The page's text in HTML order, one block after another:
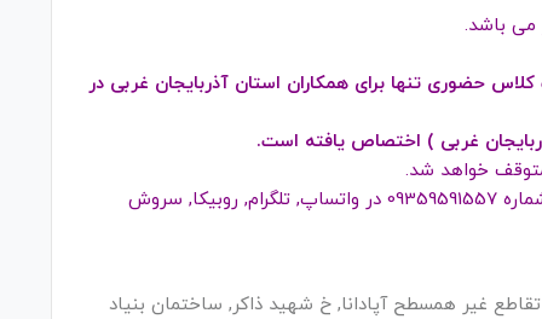
می باشد.
حضوری تنها برای همکاران استان آذربایجان غربی در
غربی ) اختصاص یافته است.
خواهد شد.
سروش
تقاطع غیر همسطح آپادانا, خ شهید ذاکر, ساختمان بنیاد